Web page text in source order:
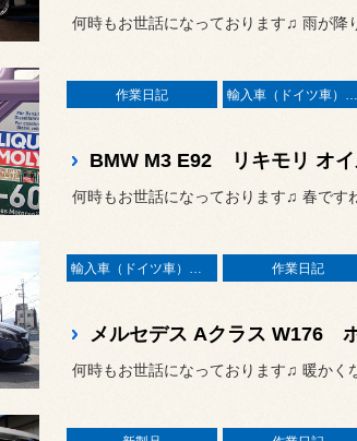
作業日記 輸入車（ドイツ車）の作業
BMW M3 E92 リキモリ オ
何時もお世話になっております♫ 春です
輸入車（ドイツ車）の作業 作業日記
何時もお世話になっております♫ 暖かく